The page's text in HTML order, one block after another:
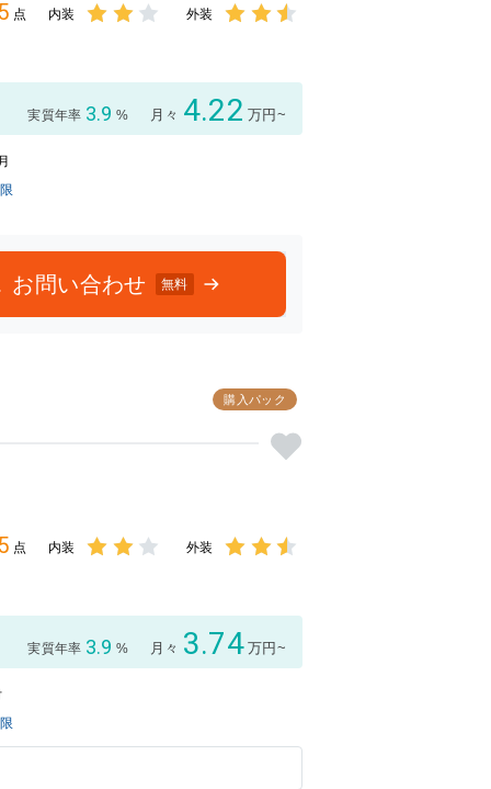
点 内装 外装
実質年率 3.9 % 月々 4.22 万円~
お問い合わせ 無料
購入パック
点 内装 外装
実質年率 3.9 % 月々 3.74 万円~